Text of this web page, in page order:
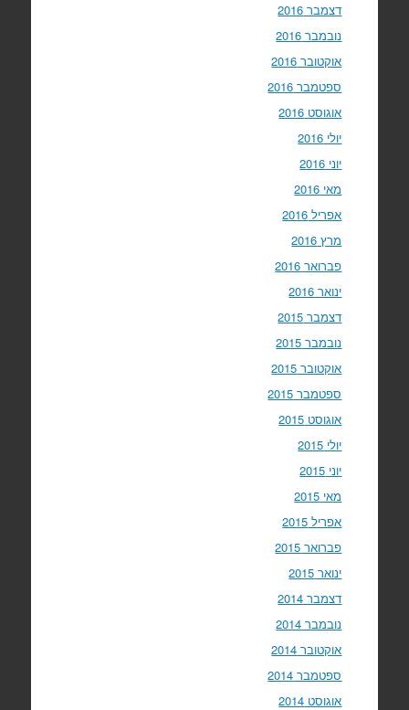
דצמבר 2016
נובמבר 2016
אוקטובר 2016
ספטמבר 2016
אוגוסט 2016
יולי 2016
יוני 2016
מאי 2016
אפריל 2016
מרץ 2016
פברואר 2016
ינואר 2016
דצמבר 2015
נובמבר 2015
אוקטובר 2015
ספטמבר 2015
אוגוסט 2015
יולי 2015
יוני 2015
מאי 2015
אפריל 2015
פברואר 2015
ינואר 2015
דצמבר 2014
נובמבר 2014
אוקטובר 2014
ספטמבר 2014
אוגוסט 2014